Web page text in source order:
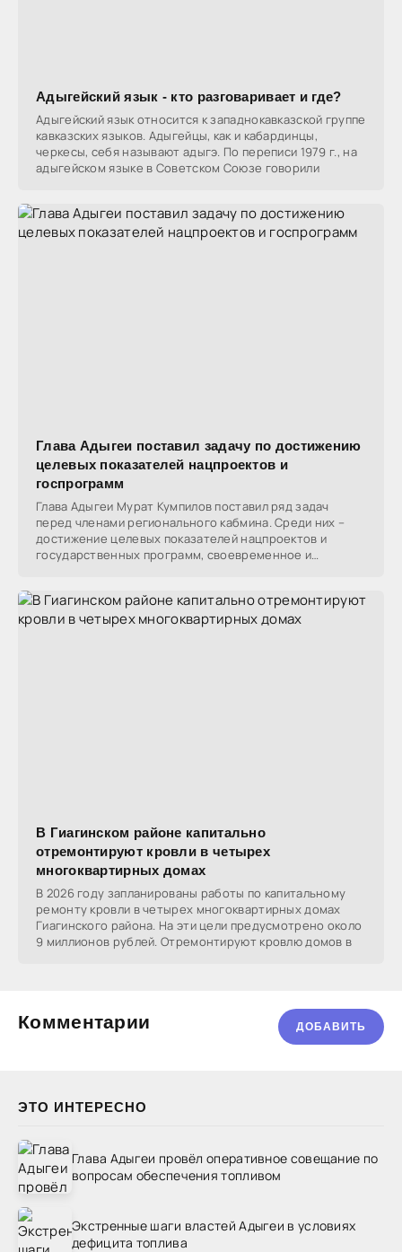
ЭТО ИНТЕРЕСНО
Глава Адыгеи провёл оперативное совещание по
вопросам обеспечения топливом
Экстренные шаги властей Адыгеи в условиях
дефицита топлива
Адыгейский язык - кто разговаривает и где?
Адыгейский язык относится к западнокавказской группе
кавказских языков. Адыгейцы, как и кабардинцы,
черкесы, себя называют адыгэ. По переписи 1979 г., на
адыгейском языке в Советском Союзе говорили
Глава Адыгеи поставил задачу по достижению
целевых показателей нацпроектов и
госпрограмм
Глава Адыгеи Мурат Кумпилов поставил ряд задач
перед членами регионального кабмина. Среди них –
достижение целевых показателей нацпроектов и
государственных программ, своевременное и
В Гиагинском районе капитально
отремонтируют кровли в четырех
многоквартирных домах
В 2026 году запланированы работы по капитальному
ремонту кровли в четырех многоквартирных домах
Гиагинского района. На эти цели предусмотрено около
9 миллионов рублей. Отремонтируют кровлю домов в
Комментарии ДОБАВИТЬ